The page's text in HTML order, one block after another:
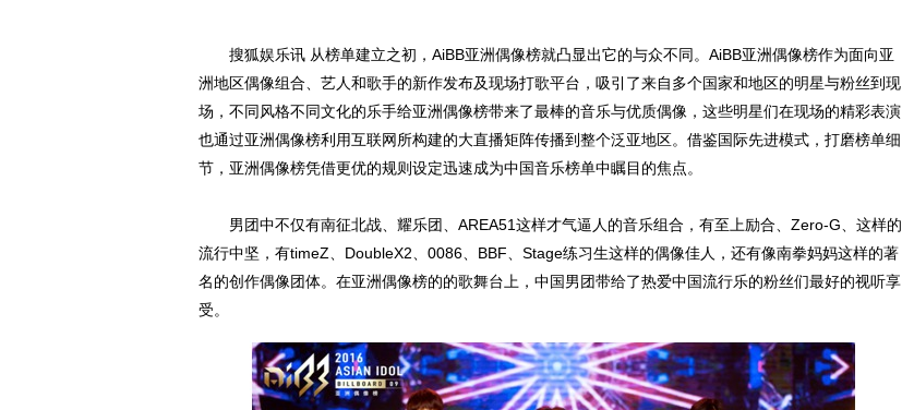
搜狐娱乐讯 从榜单建立之初，AiBB亚洲偶像榜就凸显出它的与众不同。AiBB亚洲偶像榜作为面向亚
洲地区偶像组合、艺人和歌手的新作发布及现场打歌平台，吸引了来自多个国家和地区的明星与粉丝到现
场，不同风格不同文化的乐手给亚洲偶像榜带来了最棒的音乐与优质偶像，这些明星们在现场的精彩表演
也通过亚洲偶像榜利用互联网所构建的大直播矩阵传播到整个泛亚地区。借鉴国际先进模式，打磨榜单细
节，亚洲偶像榜凭借更优的规则设定迅速成为中国音乐榜单中瞩目的焦点。
男团中不仅有南征北战、耀乐团、AREA51这样才气逼人的音乐组合，有至上励合、Zero-G、这样的
流行中坚，有timeZ、DoubleX2、0086、BBF、Stage练习生这样的偶像佳人，还有像南拳妈妈这样的著
名的创作偶像团体。在亚洲偶像榜的的歌舞台上，中国男团带给了热爱中国流行乐的粉丝们最好的视听享
受。